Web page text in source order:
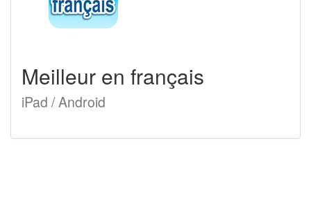
Meilleur en français
iPad / Android